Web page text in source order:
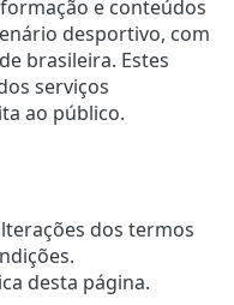
e conteúdos
desportivo, com
brasileira. Estes
serviços
ao público.
dos termos
desta página.